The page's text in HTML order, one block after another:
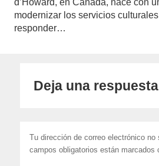
d’Howard, en Canadá, nace con
modernizar los servicios
responder…
Deja una respuesta
Tu dirección de correo electrónico no
campos obligatorios están marcados